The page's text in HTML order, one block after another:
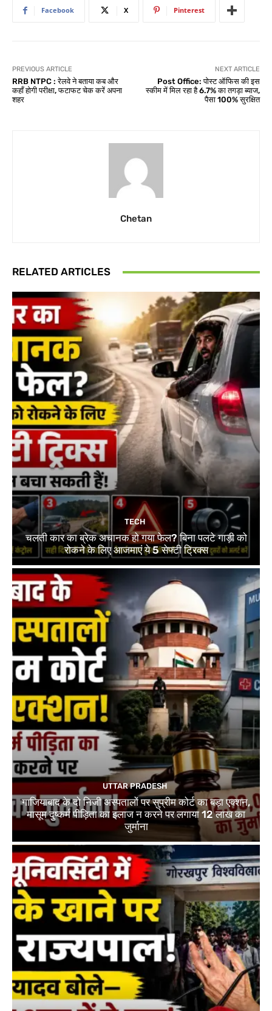
Facebook X Pinterest
PREVIOUS ARTICLE
RRB NTPC : रेलवे ने बताया कब और
कहाँ होगी परीक्षा, फटाफट चेक करें अपना
शहर
NEXT ARTICLE
Post Office: पोस्ट ऑफिस की इस
स्कीम में मिल रहा है 6.7% का तगड़ा ब्याज,
पैसा 100% सुरक्षित
Chetan
RELATED ARTICLES
TECH
चलती कार का ब्रेक अचानक हो गया फेल? बिना पलटे गाड़ी को
रोकने के लिए आजमाएं ये 5 सेफ्टी ट्रिक्स
UTTAR PRADESH
गाजियाबाद के दो निजी अस्पतालों पर सुप्रीम कोर्ट का बड़ा एक्शन,
मासूम दुष्कर्म पीड़िता का इलाज न करने पर लगाया 12 लाख का
जुर्माना